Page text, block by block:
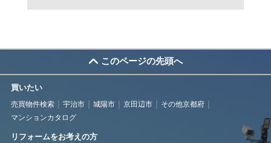
このページの先頭へ
買いたい
売買物件検索 宇治市 城陽市 京田辺市
その他京都府
マンションカタログ
リフォームをお考えの方